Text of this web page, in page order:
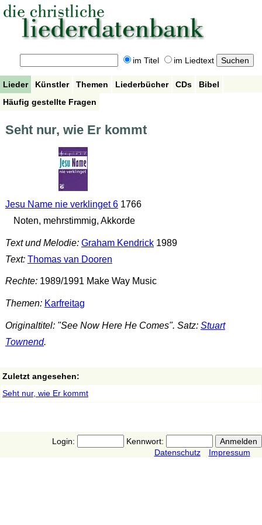
im Titel im Liedtext
Lieder Künstler Themen Liederbücher CDs
Bibel
Häufig gestellte Fragen
Seht nur, wie Er kommt
Jesu Name nie verklinget 61766
Noten, mehrstimmig, Akkorde
Text und Melodie: Graham Kendrick1989
Text: Thomas van Dooren
Rechte:1989/1991 Make Way Music
Themen: Karfreitag
Originaltitel: "See Now Here He Comes". Satz: Stuart
Townend.
Zuletzt angesehen:
Seht nur, wie Er kommt
Login:
Kennwort:
Datenschutz
Impressum